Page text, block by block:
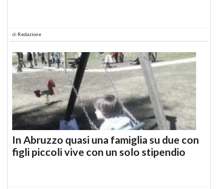
di Redazione
In Abruzzo quasi una famiglia su due con
figli piccoli vive con un solo stipendio